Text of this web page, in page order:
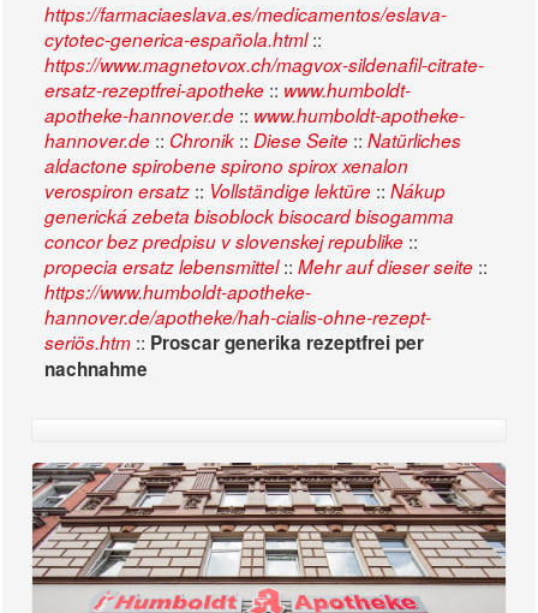
https://farmaciaeslava.es/medicamentos/eslava-
cytotec-generica-española.html::
https://www.magnetovox.ch/magvox-sildenafil-citrate-
ersatz-rezeptfrei-apotheke :: www.humboldt-
apotheke-hannover.de :: www.humboldt-apotheke-
hannover.de :: Chronik :: Diese Seite :: Natürliches
aldactone spirobene spirono spirox xenalon
verospiron ersatz :: Vollständige lektüre :: Nákup
generická zebeta bisoblock bisocard bisogamma
concor bez predpisu v slovenskej republike ::
propecia ersatz lebensmittel:: Mehr auf dieser seite ::
https://www.humboldt-apotheke-
hannover.de/apotheke/hah-cialis-ohne-rezept-
seriös.htm :: Proscar generika rezeptfrei per
nachnahme